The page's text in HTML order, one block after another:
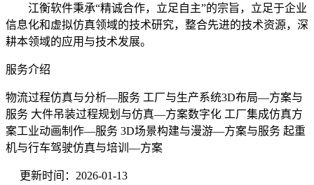
江衡软件秉承“精诚合作，立足自主”的宗旨，立足于企业
信息化和虚拟仿真领域的技术研究，整合先进的技术资源，深
耕本领域的应用与技术发展。
服务介绍
物流过程仿真与分析—服务 工厂与生产系统3D布局—方案与
服务 大件吊装过程规划与仿真—方案数字化 工厂集成仿真方
案工业动画制作—服务 3D场景构建与漫游—方案与服务 起重
机与行车驾驶仿真与培训—方案
更新时间：2026-01-13